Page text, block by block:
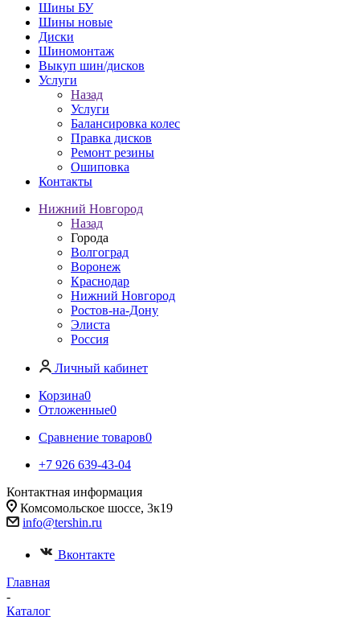
Шины БУ
Шины новые
Диски
Шиномонтаж
Выкуп шин/дисков
Услуги
Назад
Услуги
Балансировка колес
Правка дисков
Ремонт резины
Ошиповка
Контакты
Нижний Новгород
Назад
Города
Волгоград
Воронеж
Краснодар
Нижний Новгород
Ростов-на-Дону
Элиста
Россия
Личный кабинет
Корзина0
Отложенные0
Сравнение товаров0
+7 926 639-43-04
Контактная информация
Комсомольское шоссе, 3к19
info@tershin.ru
Вконтакте
Главная
-
Каталог